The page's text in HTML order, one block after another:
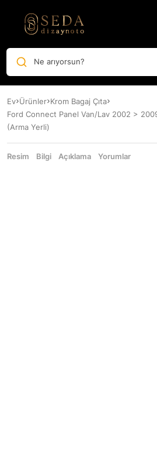
Ne arıyorsun?
Ev Ürünler Krom Bagaj Çıta
Ford Connect Panel Van/Lav 2002 > 2009
(Arma Yerli)
Resim Bilgi Açıklama Yorumlar